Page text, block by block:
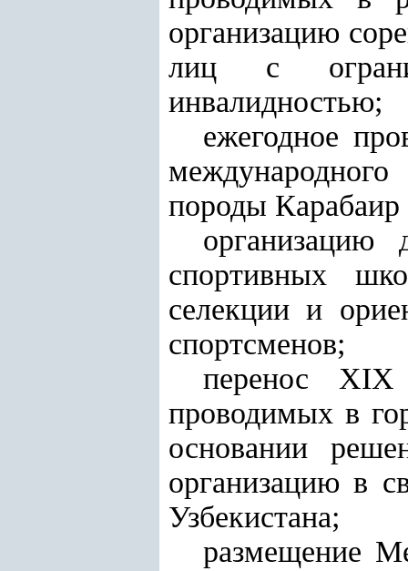
организацию
лиц с
инвалидностью;
ежегодное
породы Карабаир
спортивных
селекции и
спортсменов;
перенос
проводимых в
основании
организацию в
Узбекистана;
размещение